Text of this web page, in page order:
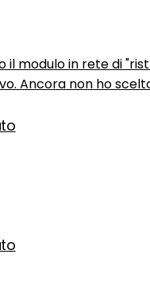
il modulo in rete di
Ancora non ho